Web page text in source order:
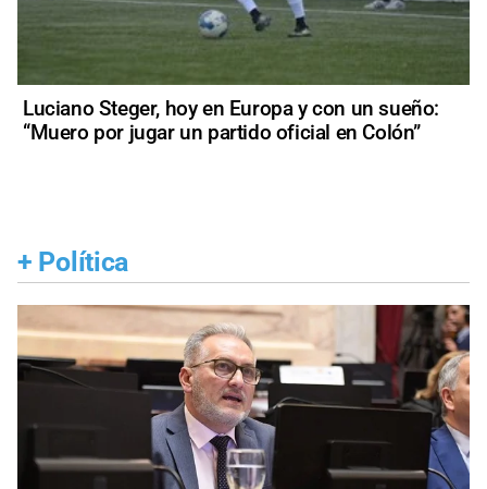
Luciano Steger, hoy en Europa y con un sueño:
“Muero por jugar un partido oficial en Colón”
+ Política